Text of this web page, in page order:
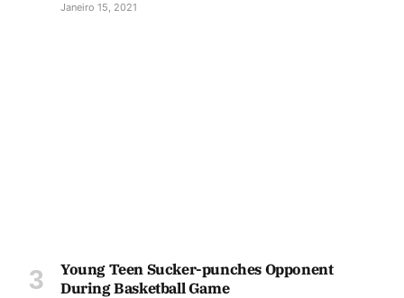
Janeiro 15, 2021
Young Teen Sucker-punches Opponent
During Basketball Game